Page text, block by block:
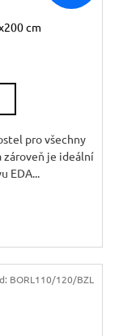
cm
pro všechny
je ideální
EDA...
BORL110/120/BZL